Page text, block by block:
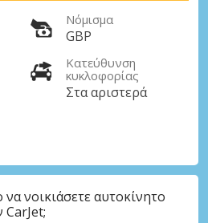
Νόμισμα
GBP
Κατεύθυνση
κυκλοφορίας
Στα αριστερά
νοικιάσετε αυτοκίνητο